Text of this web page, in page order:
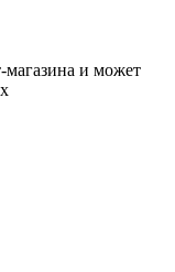
магазина и может